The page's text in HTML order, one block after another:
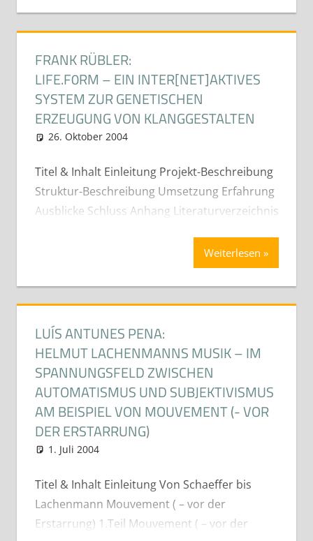
FRANK RÜBLER:
LIFE.F0RM – EIN INTER[NET]AKTIVES
SYSTEM ZUR GENETISCHEN
ERZEUGUNG VON KLANGGESTALTEN
26. Oktober 2004
Titel & Inhalt Einleitung Projekt-Beschreibung
Struktur-Beschreibung Umsetzung Erfahrung
Ausblicke Schluss Anhang Literaturverzeichnis
Weiterlesen
LUÍS ANTUNES PENA:
HELMUT LACHENMANNS MUSIK – IM
SPANNUNGSFELD ZWISCHEN
AUTOMATISMUS UND SUBJEKTIVISMUS
AM BEISPIEL VON MOUVEMENT (- VOR
DER ERSTARRUNG)
1. Juli 2004
Titel & Inhalt Einleitung Von Schaeffer bis
Lachenmann Mouvement ( – vor der
Erstarrung) 1.Teil Mouvement ( – vor der